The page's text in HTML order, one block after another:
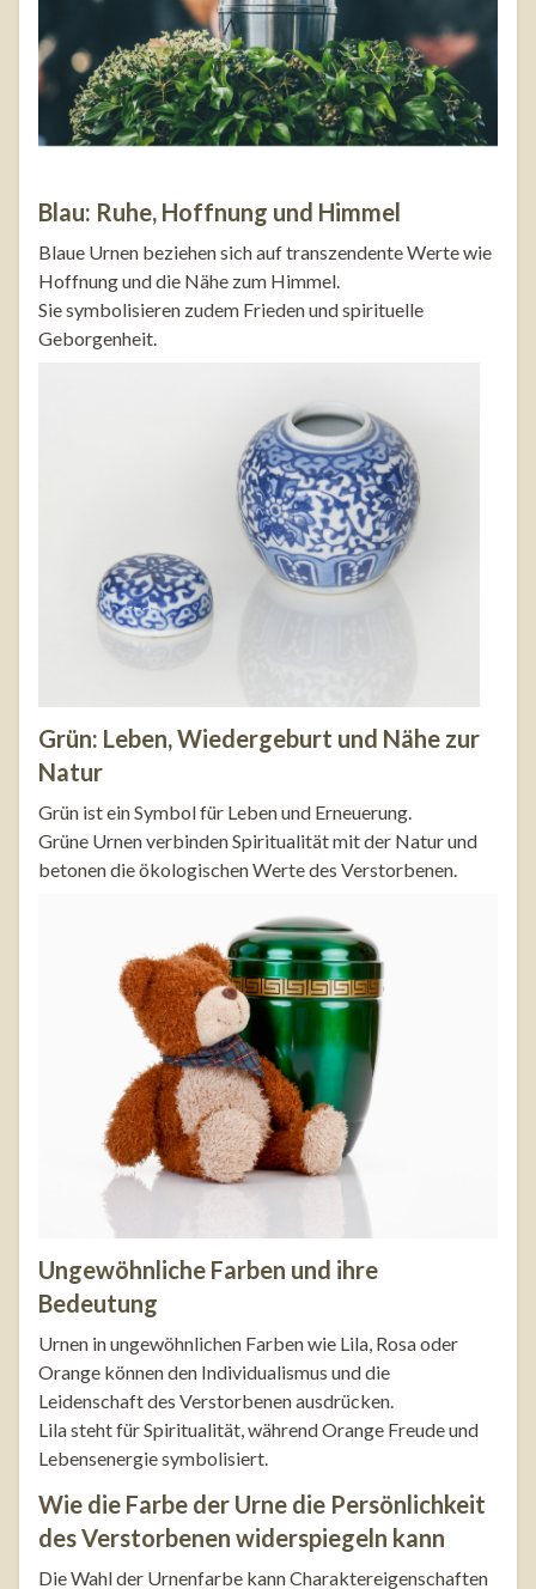
Blau: Ruhe, Hoffnung und Himmel
Blaue Urnen beziehen sich auf transzendente Werte wie
Hoffnung und die Nähe zum Himmel.
Sie symbolisieren zudem Frieden und spirituelle
Geborgenheit.
Grün: Leben, Wiedergeburt und Nähe zur
Natur
Grün ist ein Symbol für Leben und Erneuerung.
Grüne Urnen verbinden Spiritualität mit der Natur und
betonen die ökologischen Werte des Verstorbenen.
Ungewöhnliche Farben und ihre
Bedeutung
Urnen in ungewöhnlichen Farben wie Lila, Rosa oder
Orange können den Individualismus und die
Leidenschaft des Verstorbenen ausdrücken.
Lila steht für Spiritualität, während Orange Freude und
Lebensenergie symbolisiert.
Wie die Farbe der Urne die Persönlichkeit
des Verstorbenen widerspiegeln kann
Die Wahl der Urnenfarbe kann Charaktereigenschaften